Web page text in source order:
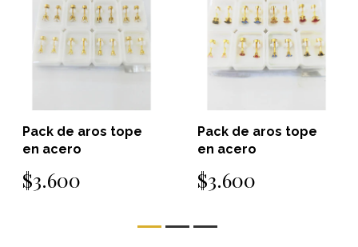
Pack de aros tope
en acero
$3.600
Pack de aros tope
en acero
$3.600